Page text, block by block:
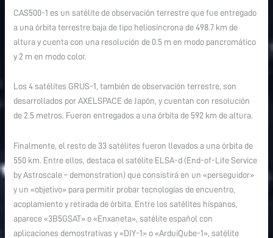
CAS500-1 es un satélite de observación terrestre que fue entregado
a una órbita terrestre baja de tipo heliosíncrona de 498.7 km de
altura y cuenta con una resolución de 0.5 m en modo pancromático
y 2 m en modo color.
Los 4 satélites GRUS-1, también de observación terrestre, son
desarrollados por AXELSPACE de Japón, y cuentan con resolución
de 2.5 metros. Fueron entregados a una órbita de 592 km de altura.
Finalmente, el resto de 33 satélites fueron llevados a una órbita de
550 km. Entre ellos, destaca el satélite ELSA-d (End-of-Life Service
by Astroscale – demonstration) que consistirá en un «perseguidor»
y un «objetivo» para permitir probar tecnologías de encuentro,
acoplamiento y retirada de órbita. Entre los satélites hispanos,
aparece «3B5GSAT» o «Enxaneta», satélite español con
aplicaciones demostrativas y «DIY-1» o «ArduiQube-1», satélite